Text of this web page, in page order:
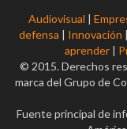
Audiovisual |
defensa | Innovación |
aprender |
© 2015. Derechos
marca del Grupo de
Fuente principal de